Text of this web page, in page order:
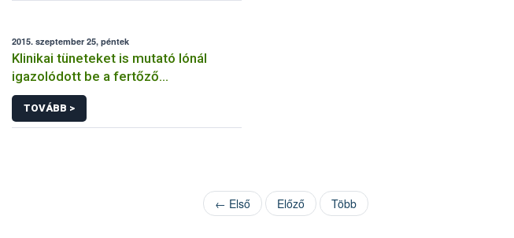
2015. szeptember 25, péntek
Klinikai tüneteket is mutató lónál
igazolódott be a fertőző
kevésvérűség
TOVÁBB >
← Első Előző Több